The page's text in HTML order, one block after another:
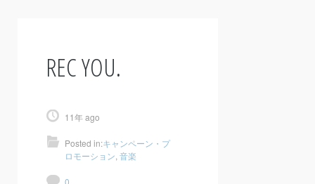
REC YOU.
11年 ago
Posted in:キャンペーン・プ
ロモーション 音楽
0